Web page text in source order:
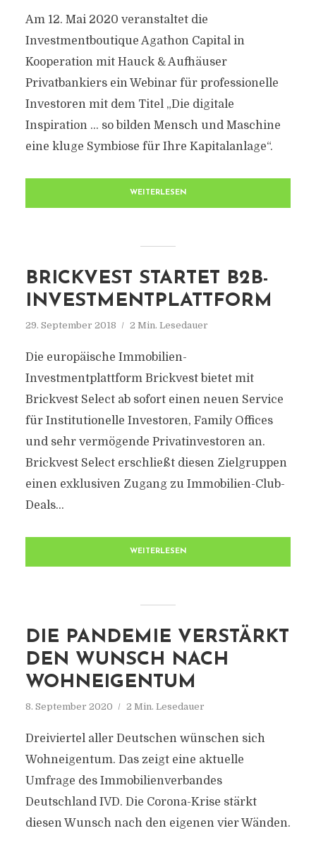
Am 12. Mai 2020 veranstaltet die
Investmentboutique Agathon Capital in
Kooperation mit Hauck & Aufhäuser
Privatbankiers ein Webinar für professionelle
Investoren mit dem Titel „Die digitale
Inspiration … so bilden Mensch und Maschine
eine kluge Symbiose für Ihre Kapitalanlage“.
WEITERLESEN
BRICKVEST STARTET B2B-
INVESTMENTPLATTFORM
29. September 2018 2 Min. Lesedauer
Die europäische Immobilien-
Investmentplattform Brickvest bietet mit
Brickvest Select ab sofort einen neuen Service
für Institutionelle Investoren, Family Offices
und sehr vermögende Privatinvestoren an.
Brickvest Select erschließt diesen Zielgruppen
einen exklusiven Zugang zu Immobilien-Club-
Deals...
WEITERLESEN
DIE PANDEMIE VERSTÄRKT
DEN WUNSCH NACH
WOHNEIGENTUM
8. September 2020 2 Min. Lesedauer
Dreiviertel aller Deutschen wünschen sich
Wohneigentum. Das zeigt eine aktuelle
Umfrage des Immobilienverbandes
Deutschland IVD. Die Corona-Krise stärkt
diesen Wunsch nach den eigenen vier Wänden.